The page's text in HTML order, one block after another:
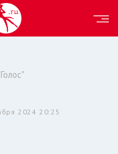
2024 20:25